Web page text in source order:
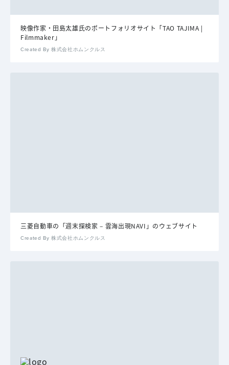
映像作家・田島太雄氏のポートフォリオサイト「TAO TAJIMA |
Filmmaker」
Created By 株式会社ホムンクルス
三菱自動車の「週末探検家 – 雲海出現NAVI」のウェブサイト
Created By 株式会社ホムンクルス